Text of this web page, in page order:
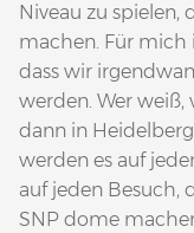
Niveau zu spielen,
machen. Für mich
dass wir
werden. Wer weiß,
dann in
werden es auf
auf jeden Besuch,
SNP dome